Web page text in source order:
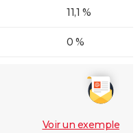
11,1 %
0 %
Voir un exemple